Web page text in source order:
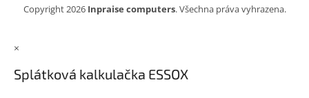
Copyright 2026 Inpraise computers. Všechna práva vyhrazena.
×
Splátková kalkulačka ESSOX